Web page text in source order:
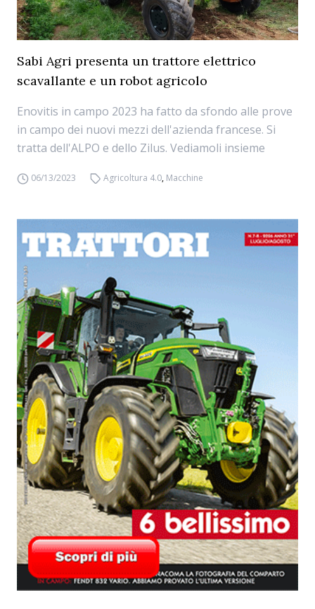
Sabi Agri presenta un trattore elettrico
scavallante e un robot agricolo
Enovitis in campo 2023 ha fatto da sfondo alle prove
in campo dei nuovi mezzi dell'azienda francese. Si
tratta dell'ALPO e dello Zilus. Vediamoli insieme
06/13/2023 Agricoltura 4.0, Macchine